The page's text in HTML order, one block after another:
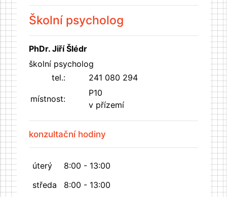
Školní psycholog
PhDr. Jiří Šlédr
školní psycholog
tel.:
241 080 294
místnost:
P10
v přízemí
konzultační hodiny
úterý
8:00 - 13:00
středa
8:00 - 13:00